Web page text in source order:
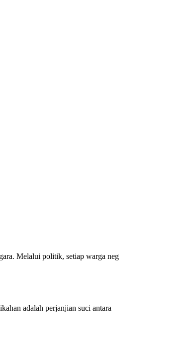
Melalui politik, setiap warga neg
adalah perjanjian suci antara